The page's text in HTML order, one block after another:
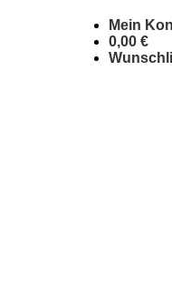
Mein
0,00 €